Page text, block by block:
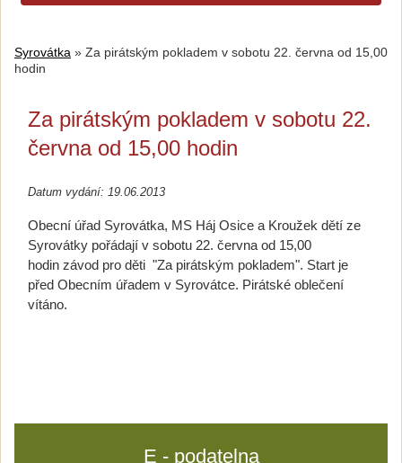
Syrovátka » Za pirátským pokladem v sobotu 22. června od 15,00
hodin
Za pirátským pokladem v sobotu 22.
června od 15,00 hodin
Datum vydání: 19.06.2013
Obecní úřad Syrovátka, MS Háj Osice a Kroužek dětí ze
Syrovátky pořádají v sobotu 22. června od 15,00
hodin závod pro děti "Za pirátským pokladem". Start je
před Obecním úřadem v Syrovátce. Pirátské oblečení
vítáno.
E - podatelna